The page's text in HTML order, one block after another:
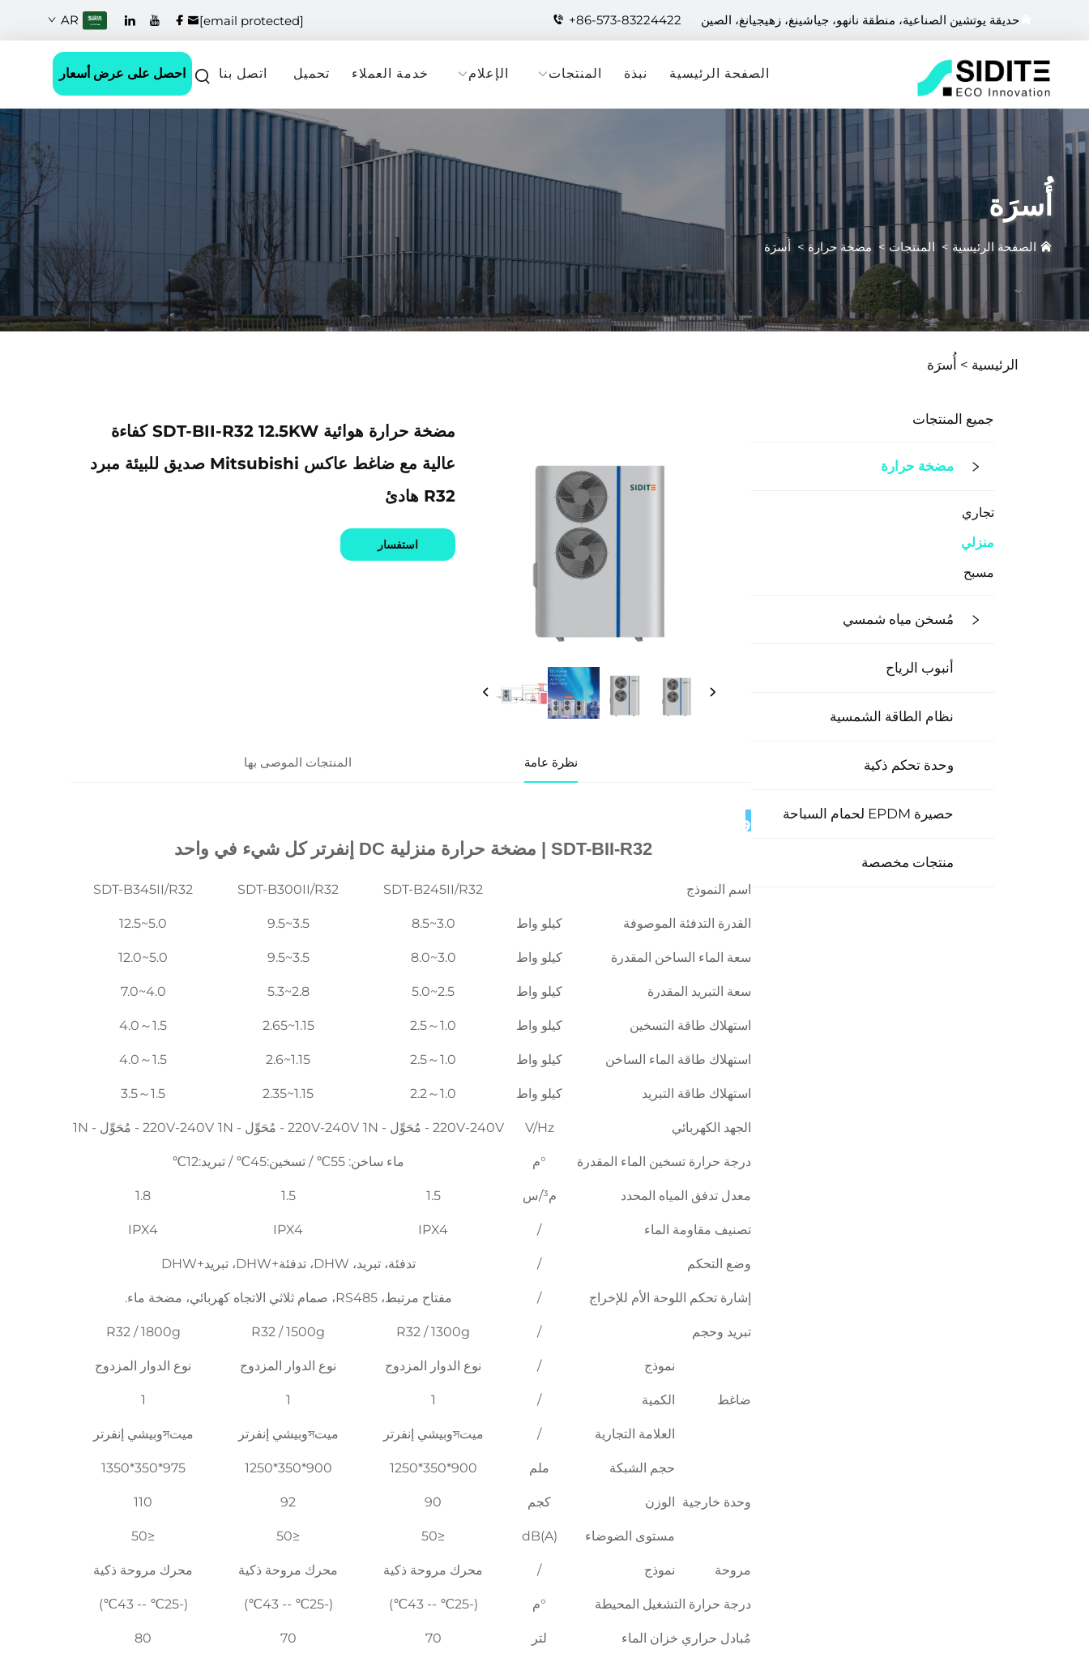
حديقة يوتشين الصناعية، منطقة نانهو، جياشينغ، زهيجيانغ، الصين +86-573-83224422
[email protected]
AR
الصفحة الرئيسية نبذة المنتجات الإعلام خدمة العملاء تحميل اتصل بنا احصل على عرض أسعار
أُسرَة
الصفحة الرئيسية > المنتجات > مضخة حرارة > أُسرَة
الرئيسية > أُسرَة
جميع المنتجات
مضخة حرارة
تجاري
منزلي
مسبح
مُسخن مياه شمسي
أنبوب الرياح
نظام الطاقة الشمسية
وحدة تحكم ذكية
حصيرة EPDM لحمام السباحة
منتجات مخصصة
مضخة حرارة هوائية SDT-BII-R32 12.5KW كفاءة
عالية مع ضاغط عاكس Mitsubishi صديق للبيئة مبرد
R32 هادئ
استفسار
نظرة عامة المنتجات الموصى بها
وصف المنتج
SDT-BII-R32 | مضخة حرارة منزلية DC إنفرتر كل شيء في واحد
اسم النموذج SDT-B245II/R32
SDT-B300II/R32
SDT-B345II/R32
القدرة التدفئة الموصوفة كيلو واط 3.0~8.5
3.5~9.5
5.0~12.5
سعة الماء الساخن المقدرة كيلو واط 3.0~8.0
3.5~9.5
5.0~12.0
سعة التبريد المقدرة كيلو واط 2.5~5.0
2.8~5.3
4.0~7.0
استهلاك طاقة التسخين كيلو واط 1.0～2.5
1.15~2.65
1.5～4.0
استهلاك طاقة الماء الساخن كيلو واط 1.0～2.5
1.15~2.6
1.5～4.0
استهلاك طاقة التبريد كيلو واط 1.0～2.2
1.15~2.35
1.5～3.5
الجهد الكهربائي V/Hz 220V-240V - مُحَوِّل - 1N 220V-240V - مُحَوِّل - 1N 220V-240V - مُحَوِّل - 1N
درجة حرارة تسخين الماء المقدرة °م ماء ساخن: 55℃ / تسخين:45℃ / تبريد:12℃
معدل تدفق المياه المحدد م³/س 1.5
1.5
1.8
تصنيف مقاومة الماء /
IPX4
IPX4
IPX4
وضع التحكم / تدفئة، تبريد، DHW، تدفئة+DHW، تبريد+DHW
إشارة تحكم اللوحة الأم للإخراج / مفتاح مرتبط، RS485، صمام ثلاثي الاتجاه كهربائي، مضخة ماء.
تبريد وحجم /
R32 / 1300g
R32 / 1500g
R32 / 1800g
ضاغط
نموذج / نوع الدوار المزدوج نوع الدوار المزدوج نوع الدوار المزدوج
الكمية /
1
1
1
العلامة التجارية / ميتসوبيشي إنفرتر ميتসوبيشي إنفرتر ميتসوبيشي إنفرتر
وحدة خارجية
حجم الشبكة ملم 900*350*1250
900*350*1250
975*350*1350
الوزن كجم 90
92
110
مستوى الضوضاء dB(A)
≤50
≤50
≤50
مروحة نموذج / محرك مروحة ذكية محرك مروحة ذكية محرك مروحة ذكية
درجة حرارة التشغيل المحيطة °م (-25℃ -- 43℃)
(-25℃ -- 43℃)
(-25℃ -- 43℃)
مُبادل حراري خزان الماء لتر 70
70
80